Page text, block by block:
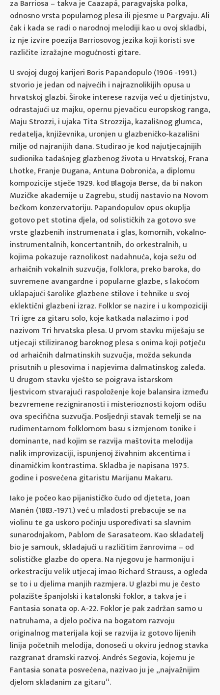
za Barriosa – takva je Caazapá, paragvajska polka,
odnosno vrsta popularnog plesa ili pjesme u Pargvaju. Ali
čak i kada se radi o narodnoj melodiji kao u ovoj skladbi,
iz nje izvire poezija Barriosovog jezika koji koristi sve
različite izražajne mogućnosti gitare.
U svojoj dugoj karijeri Boris Papandopulo (1906 -1991.)
stvorio je jedan od najvećih i najraznolikijih opusa u
hrvatskoj glazbi. Široke interese razvija već u djetinjstvu,
odrastajući uz majku, opernu pjevačicu europskog ranga,
Maju Strozzi, i ujaka Tita Strozzija, kazališnog glumca,
redatelja, književnika, uronjen u glazbeničko-kazališni
milje od najranijih dana. Studirao je kod najutjecajnijih
sudionika tadašnjeg glazbenog života u Hrvatskoj, Frana
Lhotke, Franje Dugana, Antuna Dobronića, a diplomu
kompozicije stječe 1929. kod Blagoja Berse, da bi nakon
Muzičke akademije u Zagrebu, studij nastavio na Novom
bečkom konzervatoriju. Papandopulov opus okuplja
gotovo pet stotina djela, od solističkih za gotovo sve
vrste glazbenih instrumenata i glas, komornih, vokalno-
instrumentalnih, koncertantnih, do orkestralnih, u
kojima pokazuje raznolikost nadahnuća, koja sežu od
arhaičnih vokalnih suzvučja, folklora, preko baroka, do
suvremene avangardne i popularne glazbe, s lakoćom
uklapajući šarolike glazbene stilove i tehnike u svoj
eklektični glazbeni izraz. Folklor se nazire i u kompoziciji
Tri igre za gitaru solo, koje katkada nalazimo i pod
nazivom Tri hrvatska plesa. U prvom stavku miješaju se
utjecaji stiliziranog baroknog plesa s onima koji potječu
od arhaičnih dalmatinskih suzvučja, možda sekunda
prisutnih u plesovima i napjevima dalmatinskog zaleđa.
U drugom stavku vješto se poigrava istarskom
ljestvicom stvarajući raspoloženje koje balansira između
bezvremene rezigniranosti i misterioznosti kojom odišu
ova specifična suzvučja. Posljednji stavak temelji se na
rudimentarnom folklornom basu s izmjenom tonike i
dominante, nad kojim se razvija maštovita melodija
nalik improvizaciji, ispunjenoj živahnim akcentima i
dinamičkim kontrastima. Skladba je napisana 1975.
godine i posvećena gitaristu Marijanu Makaru.
Iako je počeo kao pijanističko čudo od djeteta, Joan
Manén (1883.-1971.) već u mladosti prebacuje se na
violinu te ga uskoro počinju uspoređivati sa slavnim
sunarodnjakom, Pablom de Sarasateom. Kao skladatelj
bio je samouk, skladajući u različitim žanrovima – od
solističke glazbe do opera. Na njegovu je harmoniju i
orkestraciju velik utjecaj imao Richard Strauss, a ogleda
se to i u djelima manjih razmjera. U glazbi mu je često
polazište španjolski i katalonski foklor, a takva je i
Fantasia sonata op. A-22. Foklor je pak zadržan samo u
natruhama, a djelo počiva na bogatom razvoju
originalnog materijala koji se razvija iz gotovo lijenih
linija početnih melodija, donoseći u okviru jednog stavka
razgranat dramski razvoj. Andrés Segovia, kojemu je
Fantasia sonata posvećena, nazivao ju je „najvažnijim
djelom skladanim za gitaru“.